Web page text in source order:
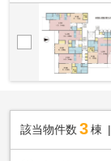
ーターがある物件で
該当物件数 3棟